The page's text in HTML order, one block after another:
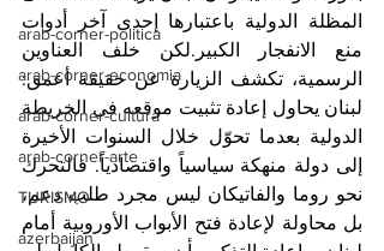
arab-corner-politica
arab-corner-economia
arab-corner-cultura
arab-corner-arte
TURISMO
azerbaijan
الرسمية، تكشف الزيارة عن حقيقة أعمق:
إلى دولة منهكة سياسياً واقتصادياً. فالتحرك
نحو روما والفاتيكان ليس مجرد طلب دعم،